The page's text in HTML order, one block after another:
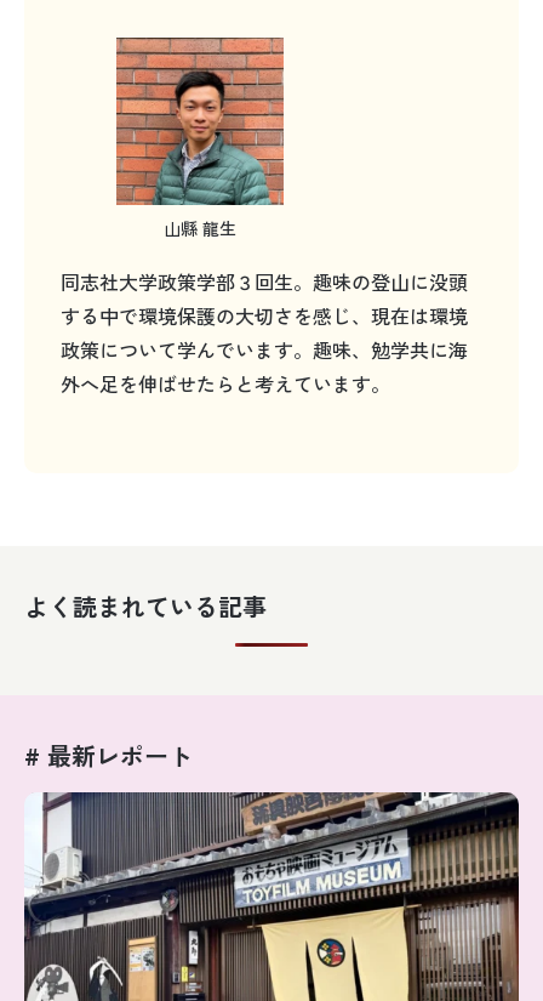
山縣 龍生
同志社大学政策学部３回生。趣味の登山に没頭
する中で環境保護の大切さを感じ、現在は環境
政策について学んでいます。趣味、勉学共に海
外へ足を伸ばせたらと考えています。
よく読まれている記事
# 最新レポート